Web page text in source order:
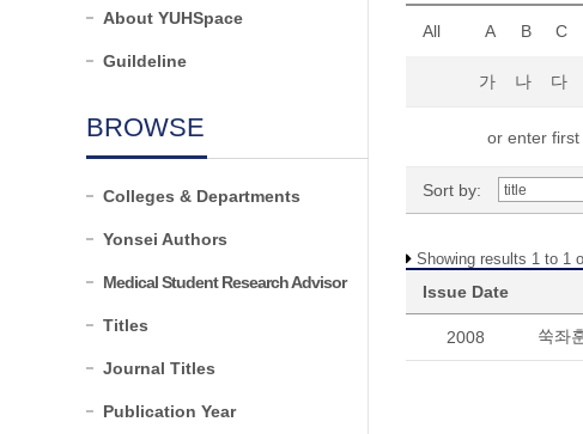
About YUHSpace
Guildeline
BROWSE
Colleges & Departments
Yonsei Authors
Medical Student Research Advisor
Titles
Journal Titles
Publication Year
All A B C
가 나 다
or enter
Sort by:
Showing results 1 to 1
Issue Date
2008 쑥좌